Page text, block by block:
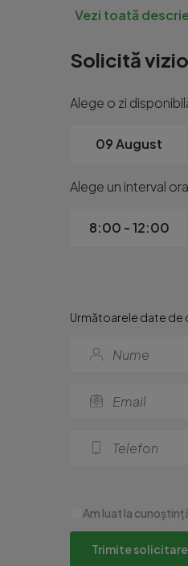
Solicită
Alege o zi
09 August
Alege un interval
8:00 - 12:00
Următoarele date
Am luat la
Trimite